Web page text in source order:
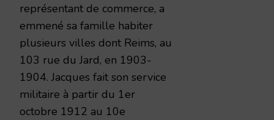
représentant de commerce, a
emmené sa famille habiter
plusieurs villes dont Reims, au
103 rue du Jard, en 1903-
1904. Jacques fait son service
militaire à partir du 1er
octobre 1912 au 10e